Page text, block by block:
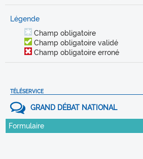
Légende
Champ obligatoire
Champ obligatoire validé
Champ obligatoire erroné
TÉLÉSERVICE
Formulaire